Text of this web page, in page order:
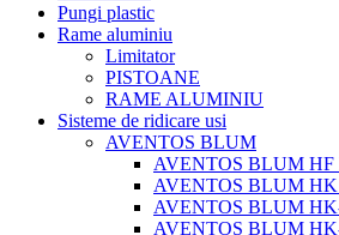
Pungi plastic
Rame aluminiu
Limitator
PISTOANE
RAME ALUMINIU
Sisteme de ridicare usi
AVENTOS BLUM
AVENTOS BLUM
AVENTOS BLUM
AVENTOS BLUM
AVENTOS BLUM